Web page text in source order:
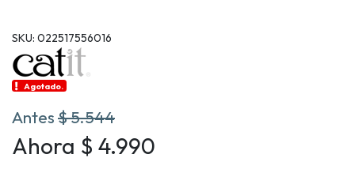
SKU: 022517556016
Agotado.
Antes$ 5.544
Ahora $ 4.990